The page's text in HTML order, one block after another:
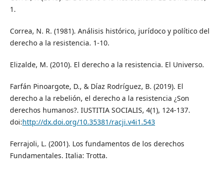
1.
Correa, N. R. (1981). Análisis histórico, jurídoco y político del
derecho a la resistencia. 1-10.
Elizalde, M. (2010). El derecho a la resistencia. El Universo.
Farfán Pinoargote, D., & Díaz Rodríguez, B. (2019). El
derecho a la rebelión, el derecho a la resistencia ¿Son
derechos humanos?. IUSTITIA SOCIALIS, 4(1), 124-137.
doi:http://dx.doi.org/10.35381/racji.v4i1.543
Ferrajoli, L. (2001). Los fundamentos de los derechos
Fundamentales. Italia: Trotta.